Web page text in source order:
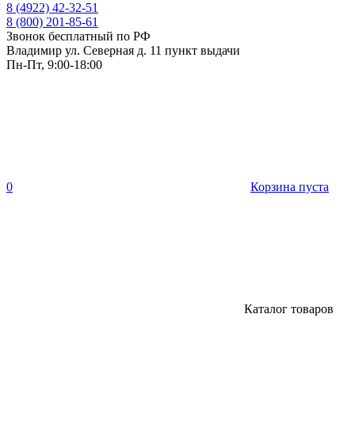
8 (4922) 42-32-51
8 (800) 201-85-61
Звонок бесплатный по РФ
Владимир ул. Северная д. 11 пункт выдачи
Пн-Пт, 9:00-18:00
0 Корзина пуста
Каталог товаров